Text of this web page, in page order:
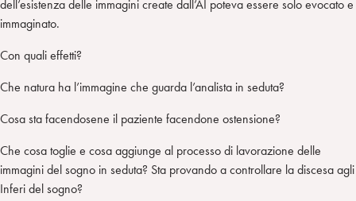
dell’esistenza delle immagini create dall’AI poteva essere solo evocato e
immaginato.
Con quali effetti?
Che natura ha l’immagine che guarda l’analista in seduta?
Cosa sta facendosene il paziente facendone ostensione?
Che cosa toglie e cosa aggiunge al processo di lavorazione delle
immagini del sogno in seduta? Sta provando a controllare la discesa agli
Inferi del sogno?